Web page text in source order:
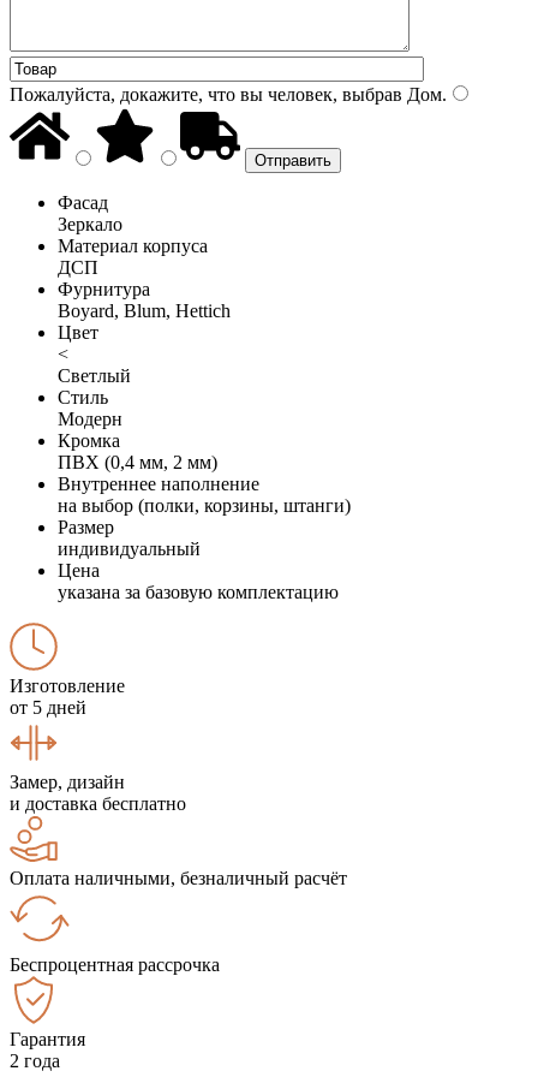
Пожалуйста, докажите, что вы человек, выбрав Дом.
Фасад
Зеркало
Материал корпуса
ДСП
Фурнитура
Boyard, Blum, Hettich
Цвет
<
Светлый
Стиль
Модерн
Кромка
ПВХ (0,4 мм, 2 мм)
Внутреннее наполнение
на выбор (полки, корзины, штанги)
Размер
индивидуальный
Цена
указана за базовую комплектацию
Изготовление
от 5 дней
Замер, дизайн
и доставка бесплатно
Оплата наличными, безналичный расчёт
Беспроцентная рассрочка
Гарантия
2 года